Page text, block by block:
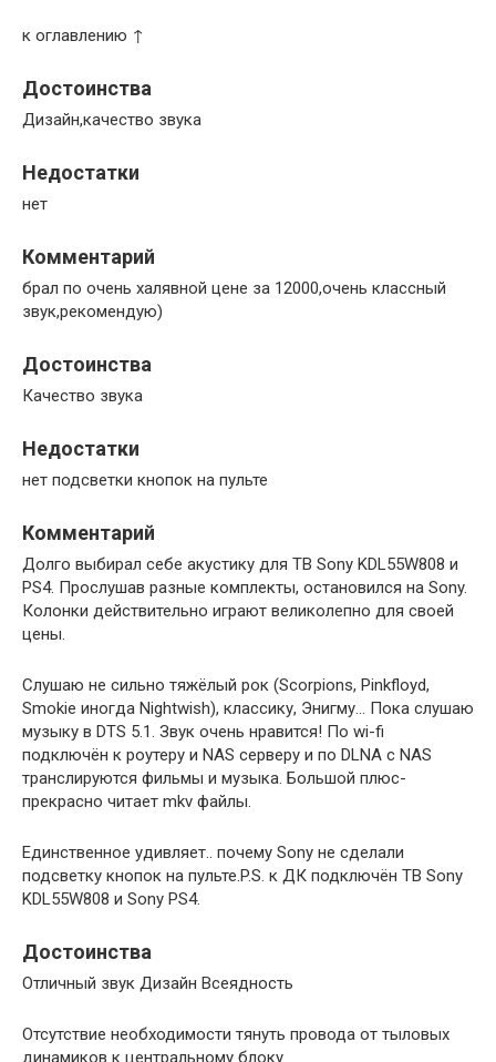
к оглавлению ↑
Достоинства
Дизайн,качество звука
Недостатки
нет
Комментарий
брал по очень халявной цене за 12000,очень классный
звук,рекомендую)
Достоинства
Качество звука
Недостатки
нет подсветки кнопок на пульте
Комментарий
Долго выбирал себе акустику для ТВ Sony KDL55W808 и
PS4. Прослушав разные комплекты, остановился на Sony.
Колонки действительно играют великолепно для своей
цены.
Слушаю не сильно тяжёлый рок (Scorpions, Pinkfloyd,
Smokie иногда Nightwish), классику, Энигму… Пока слушаю
музыку в DTS 5.1. Звук очень нравится! По wi-fi
подключён к роутеру и NAS серверу и по DLNA с NAS
транслируются фильмы и музыка. Большой плюс-
прекрасно читает mkv файлы.
Единственное удивляет.. почему Sony не сделали
подсветку кнопок на пульте.P.S. к ДК подключён ТВ Sony
KDL55W808 и Sony PS4.
Достоинства
Отличный звук Дизайн Всеядность
Отсутствие необходимости тянуть провода от тыловых
динамиков к центральному блоку.